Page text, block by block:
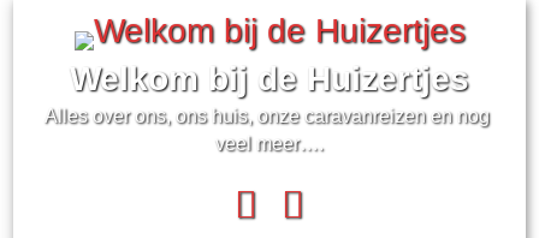
Welkom bij de Huizertjes
Alles over ons, ons huis, onze caravanreizen en nog
veel meer….
Facebook